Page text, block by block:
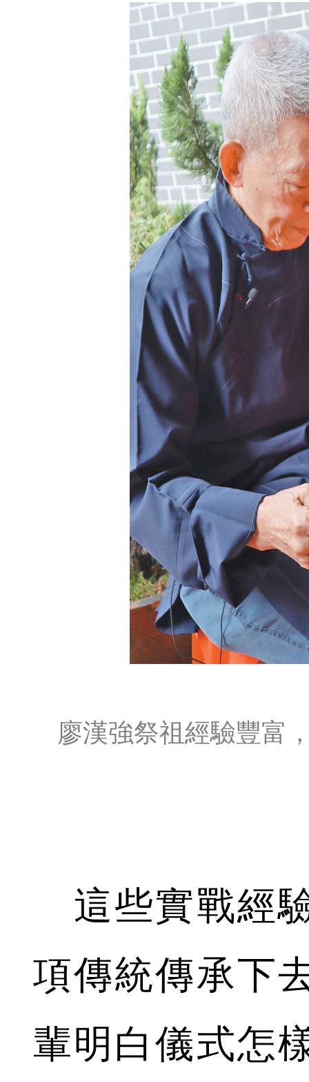
廖漢強祭祖經驗豐富
這些實戰經
項傳統傳承下
輩明白儀式怎